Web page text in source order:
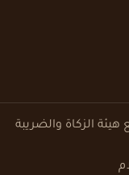
الزكاة والضريبة